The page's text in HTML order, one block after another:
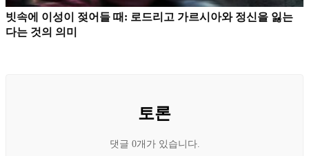
빗속에 이성이 젖어들 때: 로드리고 가르시아와 정신을 잃는
다는 것의 의미
토론
댓글 0개가 있습니다.